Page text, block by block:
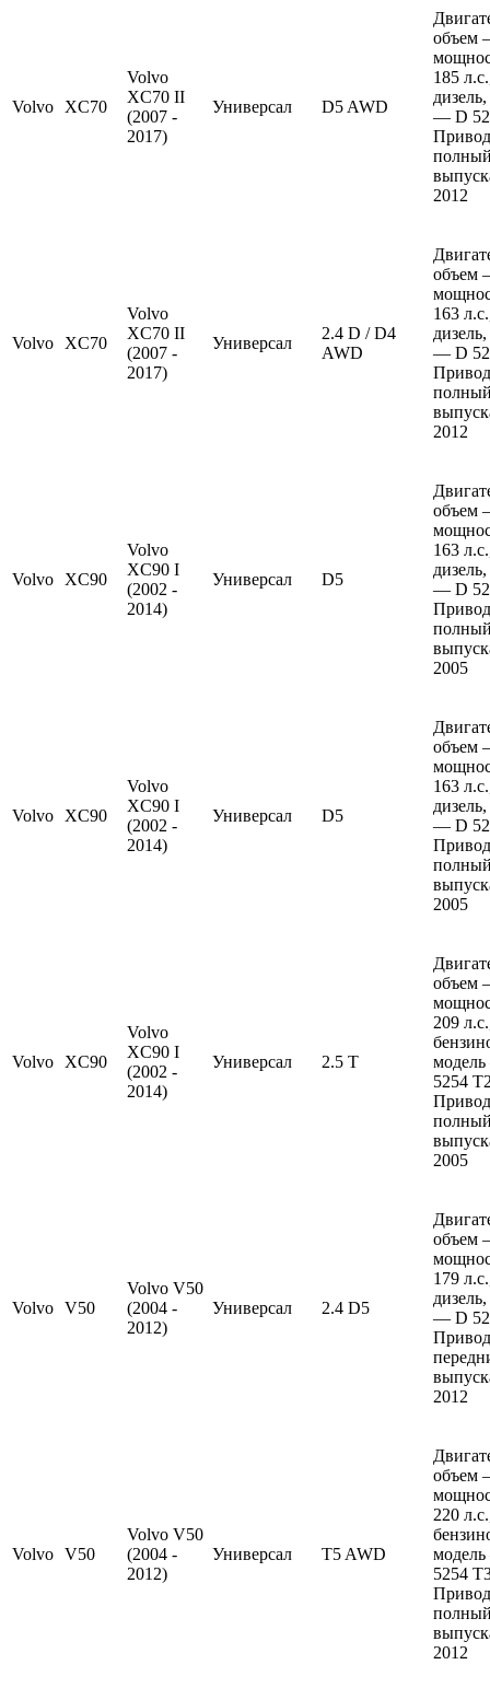
Volvo XC70
Volvo
XC70 II
(2007 -
2017)
Универсал D5 AWD
объем
185
— D
2012
Volvo XC70
Volvo
XC70 II
(2007 -
2017)
Универсал
2.4 D / D4
AWD
объем
163
— D
2012
Volvo XC90
Volvo
XC90 I
(2002 -
2014)
Универсал D5
объем
163
— D
2005
Volvo XC90
Volvo
XC90 I
(2002 -
2014)
Универсал D5
объем
163
— D
2005
Volvo XC90
Volvo
XC90 I
(2002 -
2014)
Универсал 2.5 T
объем
209
5254
2005
Volvo V50
Volvo V50
(2004 -
2012)
Универсал 2.4 D5
объем
179
— D
2012
Volvo V50
Volvo V50
(2004 -
2012)
Универсал T5 AWD
объем
220
5254
2012